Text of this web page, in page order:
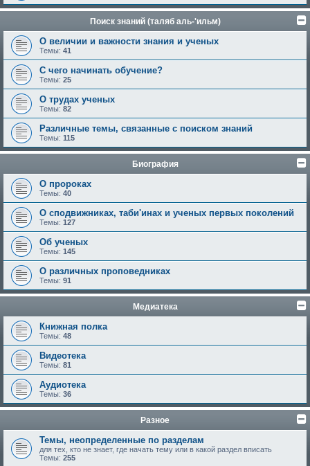
Поиск знаний (таляб аль-'ильм)
О величии и важности знания и ученых
Темы: 41
С чего начинать обучение?
Темы: 25
О трудах ученых
Темы: 82
Различные темы, связанные с поиском знаний
Темы: 115
Биография
О пророках
Темы: 40
О сподвижниках, таби'инах и ученых первых поколений
Темы: 127
Об ученых
Темы: 145
О различных проповедниках
Темы: 91
Медиатека
Книжная полка
Темы: 48
Видеотека
Темы: 81
Аудиотека
Темы: 36
Разное
Темы, неопределенные по разделам
для тех, кто не знает, где начать тему или в какой раздел вписать
Темы: 255